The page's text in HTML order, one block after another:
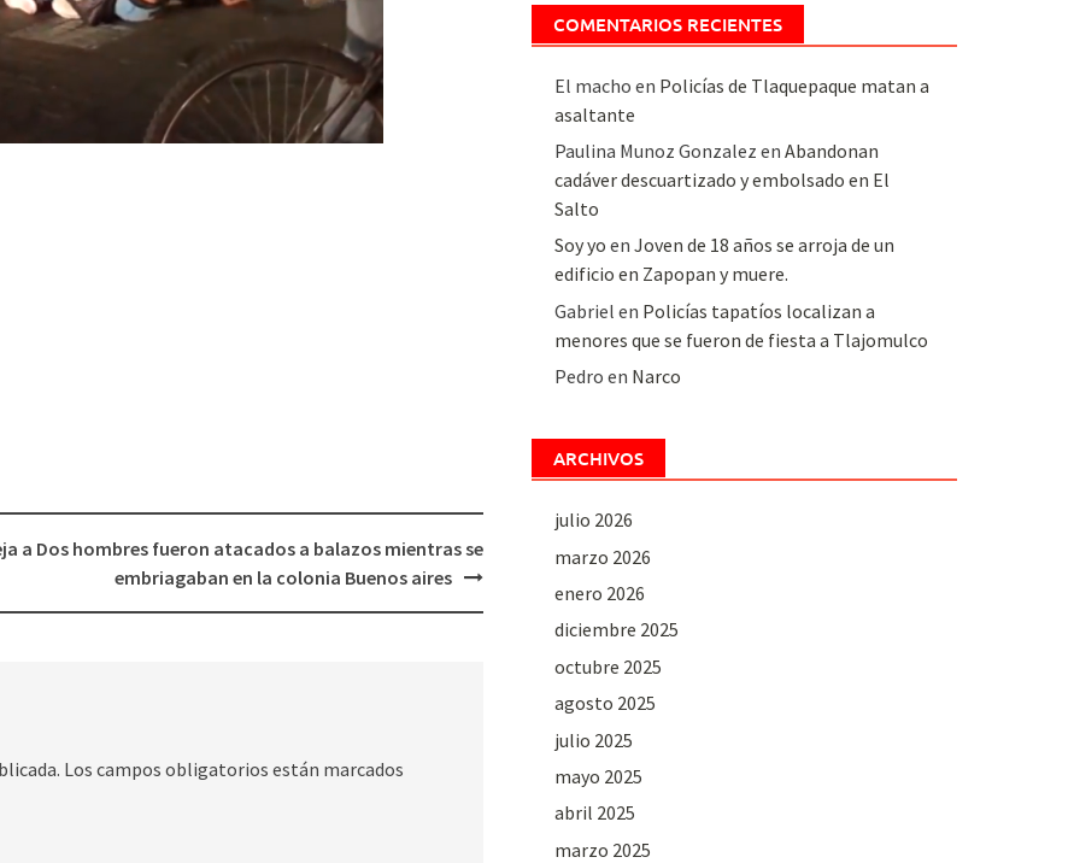
a Dos hombres fueron atacados a balazos mientras se
embriagaban en la colonia Buenos aires
Los campos obligatorios están marcados
COMENTARIOS RECIENTES
El macho en Policías de Tlaquepaque matan a
asaltante
Paulina Munoz Gonzalez en Abandonan
cadáver descuartizado y embolsado en El
Salto
Soy yo en Joven de 18 años se arroja de un
edificio en Zapopan y muere.
Gabriel en Policías tapatíos localizan a
menores que se fueron de fiesta a Tlajomulco
Pedro en Narco
ARCHIVOS
julio 2026
marzo 2026
enero 2026
diciembre 2025
octubre 2025
agosto 2025
julio 2025
mayo 2025
abril 2025
marzo 2025